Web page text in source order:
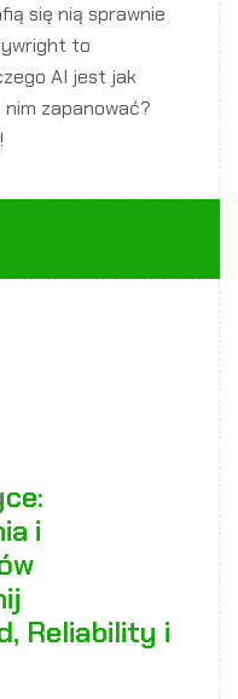
się nią sprawnie
to
AI jest jak
zapanować?
i
Reliability i